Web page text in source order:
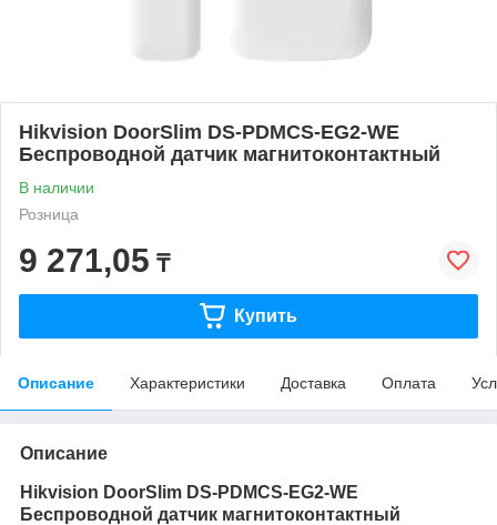
Hikvision DoorSlim DS-PDMCS-EG2-WE
Беспроводной датчик магнитоконтактный
В наличии
Розница
9 271,05 ₸
Купить
Описание Характеристики Доставка Оплата
Описание
Hikvision DoorSlim DS-PDMCS-EG2-WE
Беспроводной датчик магнитоконтактный